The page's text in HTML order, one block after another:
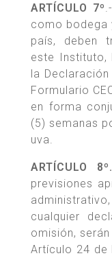
ARTÍCULO 7º
como bodega
país, deben
este Instituto,
la
Formulario
en forma
(5) semanas
uva.
ARTÍCULO
previsiones
cualquier
omisión,
Artículo 24 de